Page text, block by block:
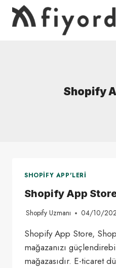
Skip
Shopify
SHOPIFY APP'LERI
Shopify App
Shopify Uzmanı 04/10/
Shopify App Store,
mağazanızı
mağazasıdır. E-ticaret